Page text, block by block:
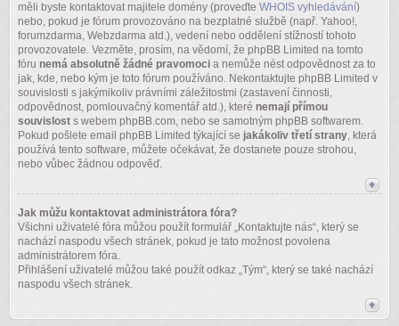
měli byste kontaktovat majitele domény (proveďte WHOIS vyhledávání)
nebo, pokud je fórum provozováno na bezplatné službě (např. Yahoo!,
forumzdarma, Webzdarma atd.), vedení nebo oddělení stížností tohoto
provozovatele. Vezměte, prosím, na vědomí, že phpBB Limited na tomto
fóru nemá absolutně žádné pravomoci a nemůže nést odpovědnost za to
jak, kde, nebo kým je toto fórum používáno. Nekontaktujte phpBB Limited v
souvislosti s jakýmikoliv právními záležitostmi (zastavení činnosti,
odpovědnost, pomlouvačný komentář atd.), které nemají přímou
souvislost s webem phpBB.com, nebo se samotným phpBB softwarem.
Pokud pošlete email phpBB Limited týkající se jakákoliv třetí strany, která
používá tento software, můžete očekávat, že dostanete pouze strohou,
nebo vůbec žádnou odpověď.
Jak můžu kontaktovat administrátora fóra?
Všichni uživatelé fóra můžou použít formulář „Kontaktujte nás“, který se
nachází naspodu všech stránek, pokud je tato možnost povolena
administrátorem fóra.
Přihlášení uživatelé můžou také použít odkaz „Tým“, který se také nachází
naspodu všech stránek.